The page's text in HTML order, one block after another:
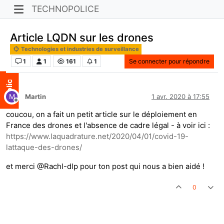
TECHNOPOLICE
Article LQDN sur les drones
Technologies et industries de surveillance
1 1 161 1 Se connecter pour répondre
M
Hors-ligne
Martin 1 avr. 2020 à 17:55
coucou, on a fait un petit article sur le déploiement en
France des drones et l'absence de cadre légal - à voir ici :
https://www.laquadrature.net/2020/04/01/covid-19-
lattaque-des-drones/
et merci @Rachl-dlp pour ton post qui nous a bien aidé !
0